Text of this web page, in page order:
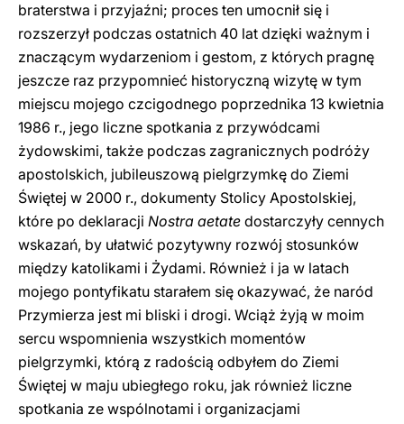
braterstwa i przyjaźni; proces ten umocnił się i
rozszerzył podczas ostatnich 40 lat dzięki ważnym i
znaczącym wydarzeniom i gestom, z których pragnę
jeszcze raz przypomnieć historyczną wizytę w tym
miejscu mojego czcigodnego poprzednika 13 kwietnia
1986 r., jego liczne spotkania z przywódcami
żydowskimi, także podczas zagranicznych podróży
apostolskich, jubileuszową pielgrzymkę do Ziemi
Świętej w 2000 r., dokumenty Stolicy Apostolskiej,
które po deklaracji Nostra aetate dostarczyły cennych
wskazań, by ułatwić pozytywny rozwój stosunków
między katolikami i Żydami. Również i ja w latach
mojego pontyfikatu starałem się okazywać, że naród
Przymierza jest mi bliski i drogi. Wciąż żyją w moim
sercu wspomnienia wszystkich momentów
pielgrzymki, którą z radością odbyłem do Ziemi
Świętej w maju ubiegłego roku, jak również liczne
spotkania ze wspólnotami i organizacjami